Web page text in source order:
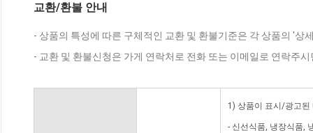
교환/환불 안내
- 상품의 특성에 따른 구체적인 교환 및 환불기준은 각 상품의 '상
- 교환 및 환불신청은 가게 연락처로 전화 또는 이메일로 연락주
1) 상품이 표시/광고된
- 신선식품, 냉장식품,